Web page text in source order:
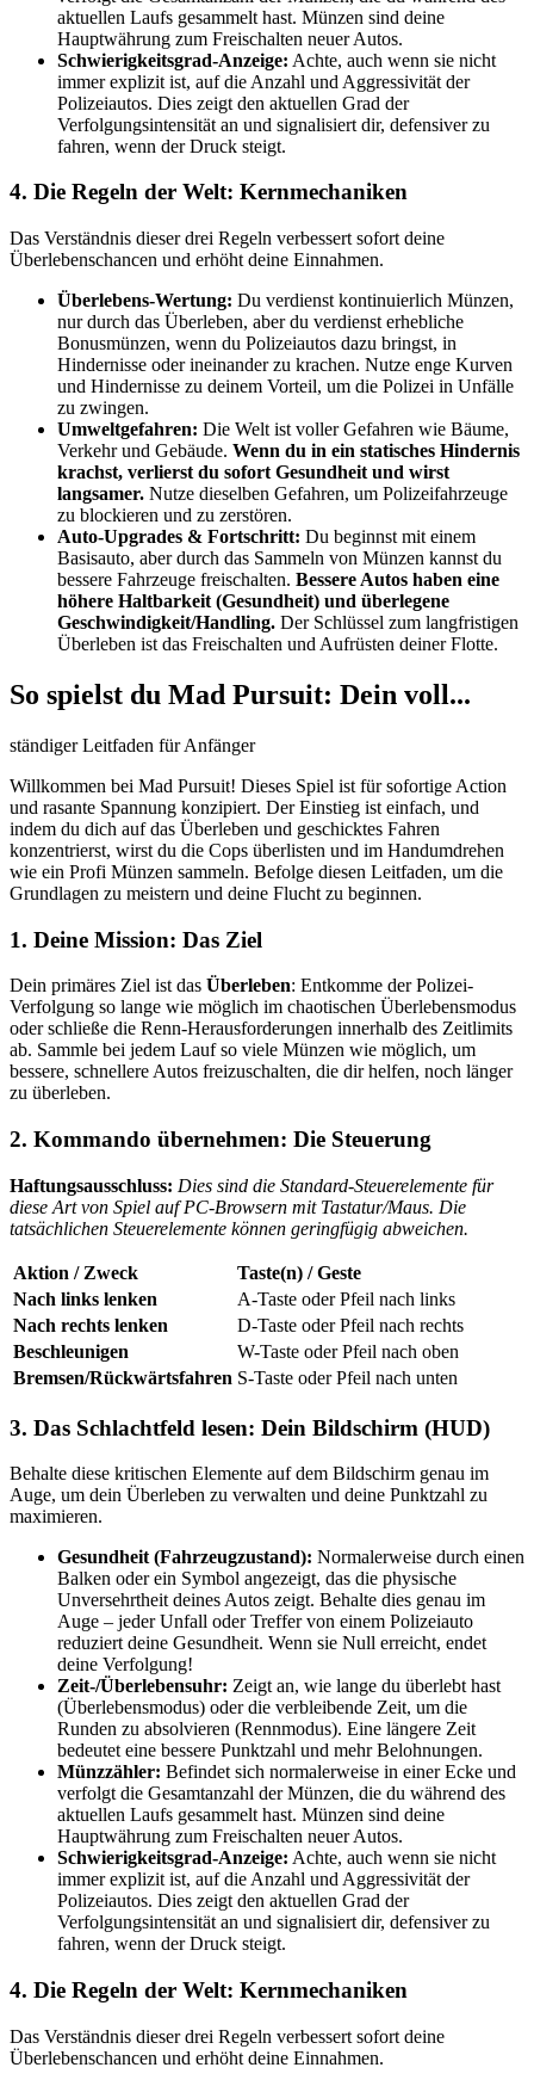
aktuellen Laufs gesammelt hast. Münzen sind deine
Hauptwährung zum Freischalten neuer Autos.
Schwierigkeitsgrad-Anzeige: Achte, auch wenn sie nicht
immer explizit ist, auf die Anzahl und Aggressivität der
Polizeiautos. Dies zeigt den aktuellen Grad der
Verfolgungsintensität an und signalisiert dir, defensiver zu
fahren, wenn der Druck steigt.
4. Die Regeln der Welt: Kernmechaniken
Das Verständnis dieser drei Regeln verbessert sofort deine
Überlebenschancen und erhöht deine Einnahmen.
Überlebens-Wertung: Du verdienst kontinuierlich Münzen,
nur durch das Überleben, aber du verdienst erhebliche
Bonusmünzen, wenn du Polizeiautos dazu bringst, in
Hindernisse oder ineinander zu krachen. Nutze enge Kurven
und Hindernisse zu deinem Vorteil, um die Polizei in Unfälle
zu zwingen.
Umweltgefahren: Die Welt ist voller Gefahren wie Bäume,
Verkehr und Gebäude. Wenn du in ein statisches Hindernis
krachst, verlierst du sofort Gesundheit und wirst
langsamer. Nutze dieselben Gefahren, um Polizeifahrzeuge
zu blockieren und zu zerstören.
Auto-Upgrades & Fortschritt: Du beginnst mit einem
Basisauto, aber durch das Sammeln von Münzen kannst du
bessere Fahrzeuge freischalten. Bessere Autos haben eine
höhere Haltbarkeit (Gesundheit) und überlegene
Geschwindigkeit/Handling. Der Schlüssel zum langfristigen
Überleben ist das Freischalten und Aufrüsten deiner Flotte.
So spielst du Mad Pursuit: Dein voll...
ständiger Leitfaden für Anfänger
Willkommen bei Mad Pursuit! Dieses Spiel ist für sofortige Action
und rasante Spannung konzipiert. Der Einstieg ist einfach, und
indem du dich auf das Überleben und geschicktes Fahren
konzentrierst, wirst du die Cops überlisten und im Handumdrehen
wie ein Profi Münzen sammeln. Befolge diesen Leitfaden, um die
Grundlagen zu meistern und deine Flucht zu beginnen.
1. Deine Mission: Das Ziel
Dein primäres Ziel ist das Überleben: Entkomme der Polizei-
Verfolgung so lange wie möglich im chaotischen Überlebensmodus
oder schließe die Renn-Herausforderungen innerhalb des Zeitlimits
ab. Sammle bei jedem Lauf so viele Münzen wie möglich, um
bessere, schnellere Autos freizuschalten, die dir helfen, noch länger
zu überleben.
2. Kommando übernehmen: Die Steuerung
Haftungsausschluss: Dies sind die Standard-Steuerelemente für
diese Art von Spiel auf PC-Browsern mit Tastatur/Maus. Die
tatsächlichen Steuerelemente können geringfügig abweichen.
Aktion / Zweck
Taste(n) / Geste
Nach links lenken
A-Taste oder Pfeil nach links
Nach rechts lenken
D-Taste oder Pfeil nach rechts
Beschleunigen
W-Taste oder Pfeil nach oben
Bremsen/Rückwärtsfahren S-Taste oder Pfeil nach unten
3. Das Schlachtfeld lesen: Dein Bildschirm (HUD)
Behalte diese kritischen Elemente auf dem Bildschirm genau im
Auge, um dein Überleben zu verwalten und deine Punktzahl zu
maximieren.
Gesundheit (Fahrzeugzustand): Normalerweise durch einen
Balken oder ein Symbol angezeigt, das die physische
Unversehrtheit deines Autos zeigt. Behalte dies genau im
Auge – jeder Unfall oder Treffer von einem Polizeiauto
reduziert deine Gesundheit. Wenn sie Null erreicht, endet
deine Verfolgung!
Zeit-/Überlebensuhr: Zeigt an, wie lange du überlebt hast
(Überlebensmodus) oder die verbleibende Zeit, um die
Runden zu absolvieren (Rennmodus). Eine längere Zeit
bedeutet eine bessere Punktzahl und mehr Belohnungen.
Münzzähler: Befindet sich normalerweise in einer Ecke und
verfolgt die Gesamtanzahl der Münzen, die du während des
aktuellen Laufs gesammelt hast. Münzen sind deine
Hauptwährung zum Freischalten neuer Autos.
Schwierigkeitsgrad-Anzeige: Achte, auch wenn sie nicht
immer explizit ist, auf die Anzahl und Aggressivität der
Polizeiautos. Dies zeigt den aktuellen Grad der
Verfolgungsintensität an und signalisiert dir, defensiver zu
fahren, wenn der Druck steigt.
4. Die Regeln der Welt: Kernmechaniken
Das Verständnis dieser drei Regeln verbessert sofort deine
Überlebenschancen und erhöht deine Einnahmen.